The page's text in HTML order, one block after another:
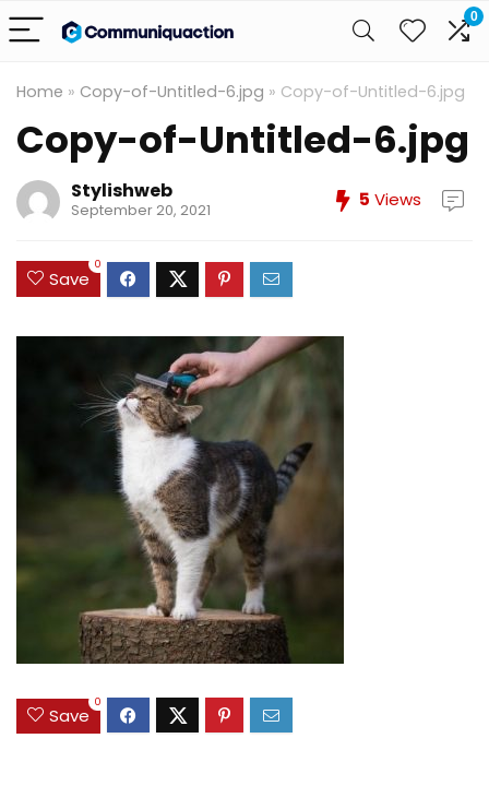
0
Home » Copy-of-Untitled-6.jpg » Copy-of-Untitled-6.jpg
Copy-of-Untitled-6.jpg
Stylishweb
September 20, 2021 5 Views
Save
0
Save
0